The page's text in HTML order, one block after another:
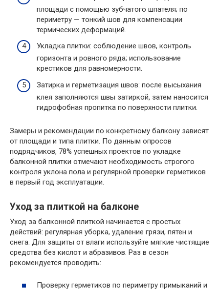
площади с помощью зубчатого шпателя; по
периметру — тонкий шов для компенсации
термических деформаций.
Укладка плитки: соблюдение швов, контроль
горизонта и ровного ряда; использование
крестиков для равномерности.
Затирка и герметизация швов: после высыхания
клея заполняются швы затиркой, затем наносится
гидрофобная пропитка по поверхности плитки.
Замеры и рекомендации по конкретному балкону зависят
от площади и типа плитки. По данным опросов
подрядчиков, 78% успешных проектов по укладке
балконной плитки отмечают необходимость строгого
контроля уклона пола и регулярной проверки герметиков
в первый год эксплуатации.
Уход за плиткой на балконе
Уход за балконной плиткой начинается с простых
действий: регулярная уборка, удаление грязи, пятен и
снега. Для защиты от влаги используйте мягкие чистящие
средства без кислот и абразивов. Раз в сезон
рекомендуется проводить:
Проверку герметиков по периметру примыканий и